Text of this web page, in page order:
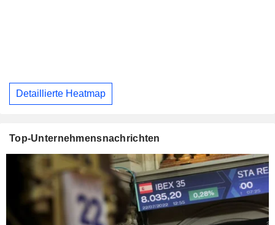
Detaillierte Heatmap
Top-Unternehmensnachrichten